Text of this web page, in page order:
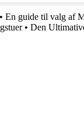
• En guide til valg af
• Den